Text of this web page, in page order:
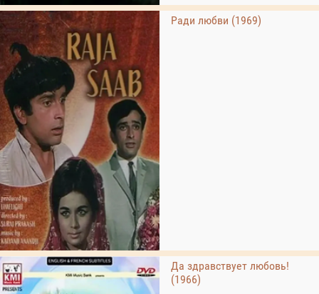
Ради любви (1969)
Да здравствует любовь!
(1966)